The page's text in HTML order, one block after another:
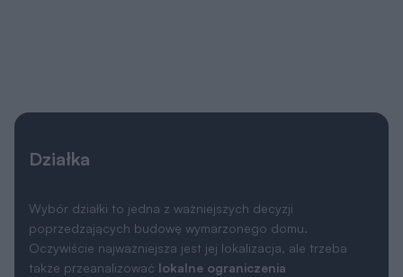
Działka
Wybór działki to jedna z ważniejszych decyzji
poprzedzających budowę wymarzonego domu.
Oczywiście najważniejsza jest jej lokalizacja, ale trzeba
także przeanalizować lokalne ograniczenia